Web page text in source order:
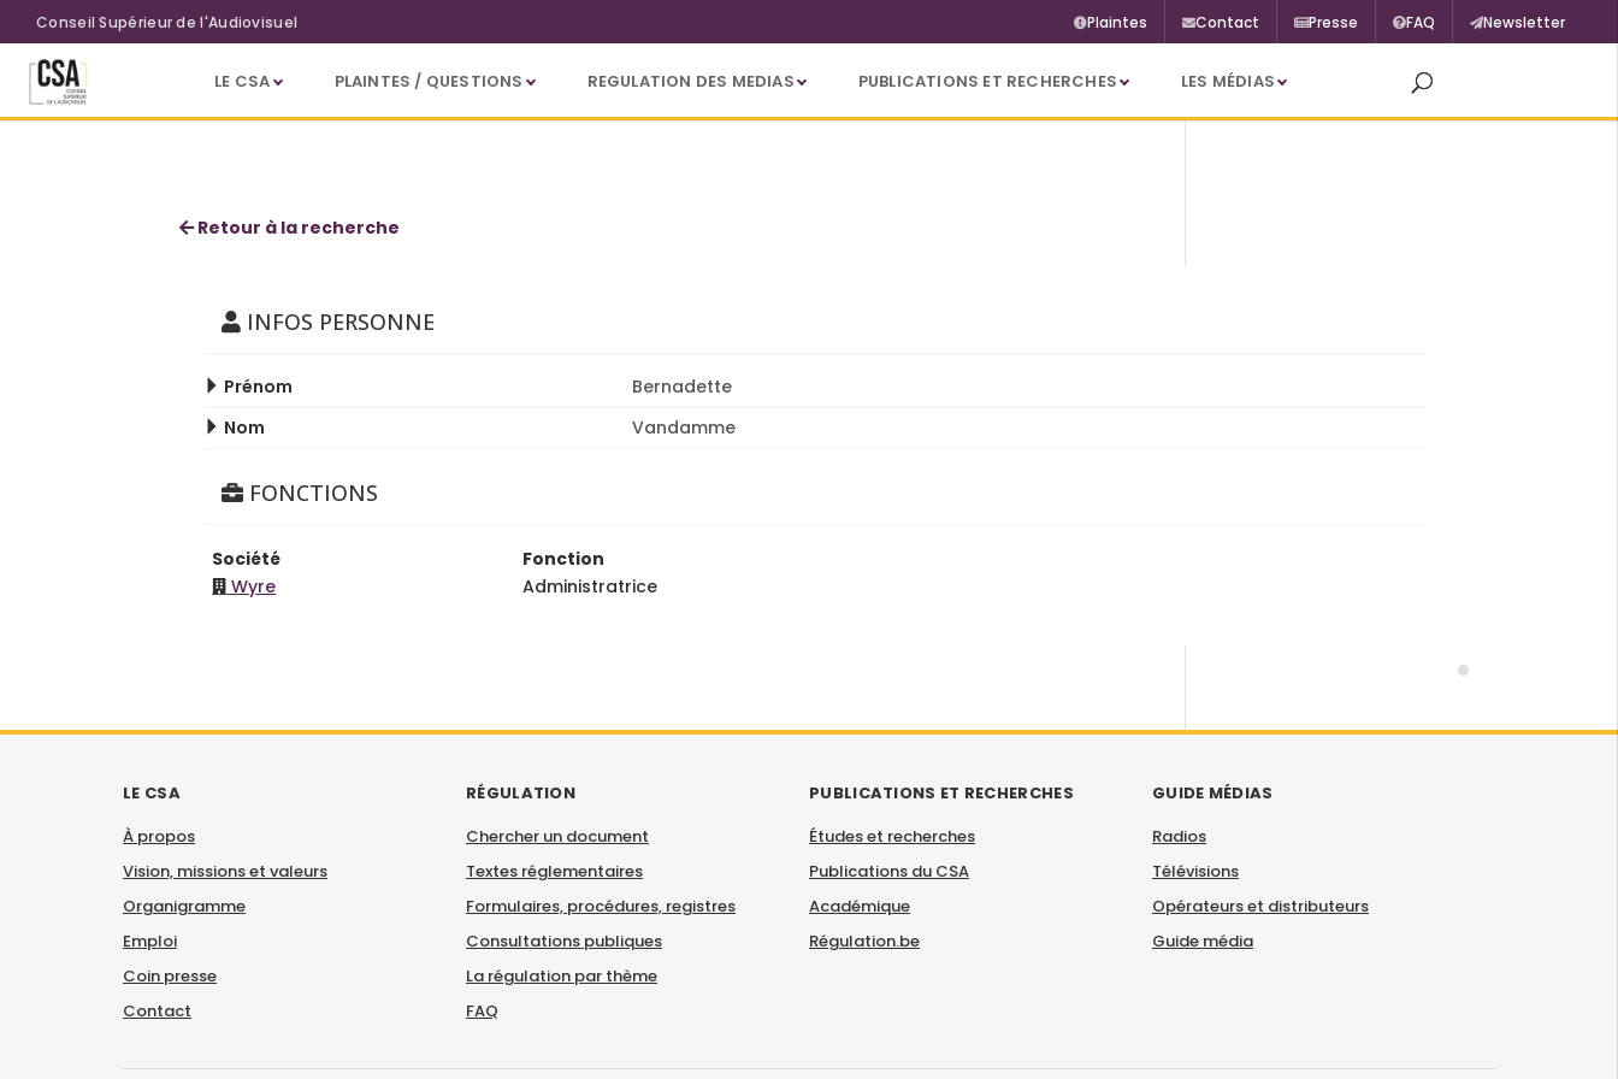
Aller au contenu principal
Conseil Supérieur de l'Audiovisuel Plaintes Contact Presse FAQ Newsletter
LE CSA PLAINTES / QUESTIONS REGULATION DES MEDIAS PUBLICATIONS ET RECHERCHES LES MÉDIAS
Bernadette Vandamme
Retour à la recherche
INFOS PERSONNE
Prénom
Bernadette
Nom
Vandamme
FONCTIONS
Société
Fonction
Wyre
Administratrice
LE CSA
À propos
Vision, missions et valeurs
Organigramme
Emploi
Coin presse
Contact
RÉGULATION
Chercher un document
Textes réglementaires
Formulaires, procédures, registres
Consultations publiques
La régulation par thème
FAQ
PUBLICATIONS ET RECHERCHES
Études et recherches
Publications du CSA
Académique
Régulation.be
GUIDE MÉDIAS
Radios
Télévisions
Opérateurs et distributeurs
Guide média